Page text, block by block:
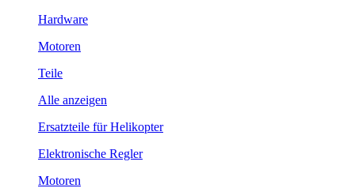
Hardware
Motoren
Teile
Alle anzeigen
Ersatzteile für Helikopter
Elektronische Regler
Motoren